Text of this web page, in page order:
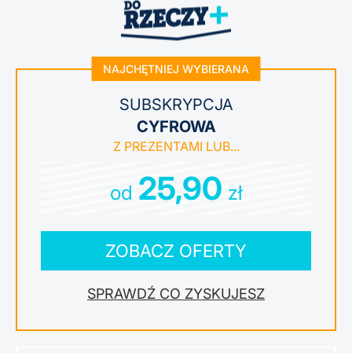
SUBSKRYPCJA
CYFROWA
NAJCHĘTNIEJ WYBIERANA
od 25,90 zł
ZOBACZ OFERTY
ZYSKUJESZ